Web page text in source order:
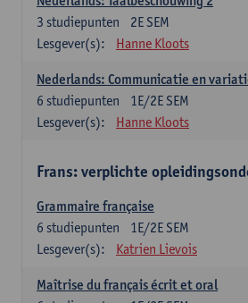
2E SEM
3 studiepunten
Lesgever(s):
Hanne Kloots
Nederlands: Communicatie en
1E/2E SEM
6 studiepunten
Lesgever(s):
Hanne Kloots
Frans: verplichte
Grammaire française
1E/2E SEM
6 studiepunten
Lesgever(s):
Katrien Lievois
Maîtrise du français écrit et oral